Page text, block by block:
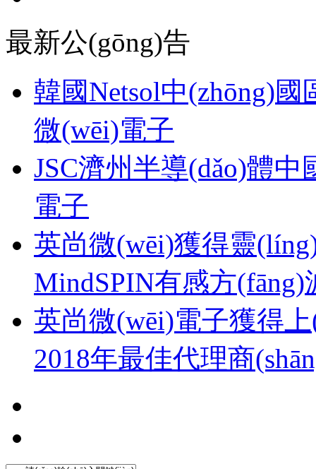
最新公(gōng)告
韓國Netsol中(zhōng)
微(wēi)電子
JSC濟州半導(dǎo)體
電子
英尚微(wēi)獲得靈
MindSPIN有感方
英尚微(wēi)電子獲得
2018年最佳代理商